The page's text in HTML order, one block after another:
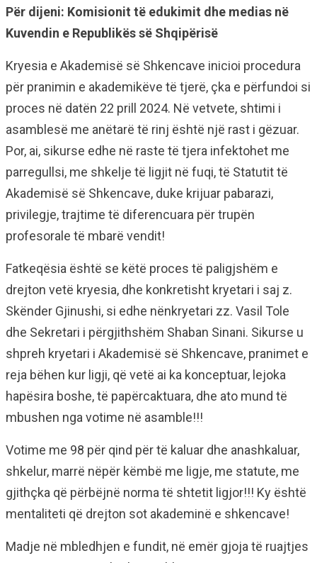
Për dijeni: Komisionit të edukimit dhe medias në
Kuvendin e Republikës së Shqipërisë
Kryesia e Akademisë së Shkencave inicioi procedura
për pranimin e akademikëve të tjerë, çka e përfundoi si
proces në datën 22 prill 2024. Në vetvete, shtimi i
asamblesë me anëtarë të rinj është një rast i gëzuar.
Por, ai, sikurse edhe në raste të tjera infektohet me
parregullsi, me shkelje të ligjit në fuqi, të Statutit të
Akademisë së Shkencave, duke krijuar pabarazi,
privilegje, trajtime të diferencuara për trupën
profesorale të mbarë vendit!
Fatkeqësia është se këtë proces të paligjshëm e
drejton vetë kryesia, dhe konkretisht kryetari i saj z.
Skënder Gjinushi, si edhe nënkryetari zz. Vasil Tole
dhe Sekretari i përgjithshëm Shaban Sinani. Sikurse u
shpreh kryetari i Akademisë së Shkencave, pranimet e
reja bëhen kur ligji, që vetë ai ka konceptuar, lejoka
hapësira boshe, të papërcaktuara, dhe ato mund të
mbushen nga votime në asamble!!!
Votime me 98 për qind për të kaluar dhe anashkaluar,
shkelur, marrë nëpër këmbë me ligje, me statute, me
gjithçka që përbëjnë norma të shtetit ligjor!!! Ky është
mentaliteti që drejton sot akademinë e shkencave!
Madje në mbledhjen e fundit, në emër gjoja të ruajtjes